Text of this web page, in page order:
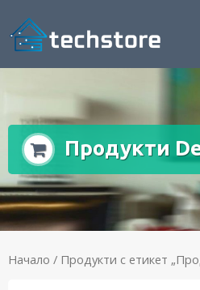
Продукти
Начало / Продукти с етикет